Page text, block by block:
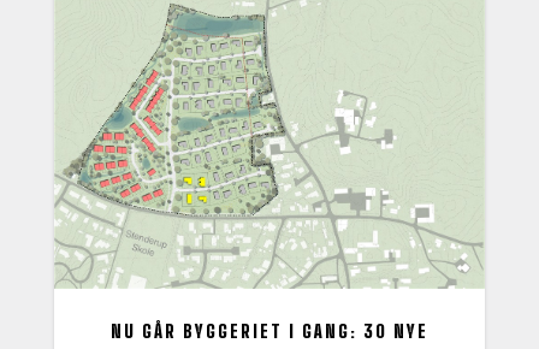
NU GÅR BYGGERIET I GANG: 30 NYE